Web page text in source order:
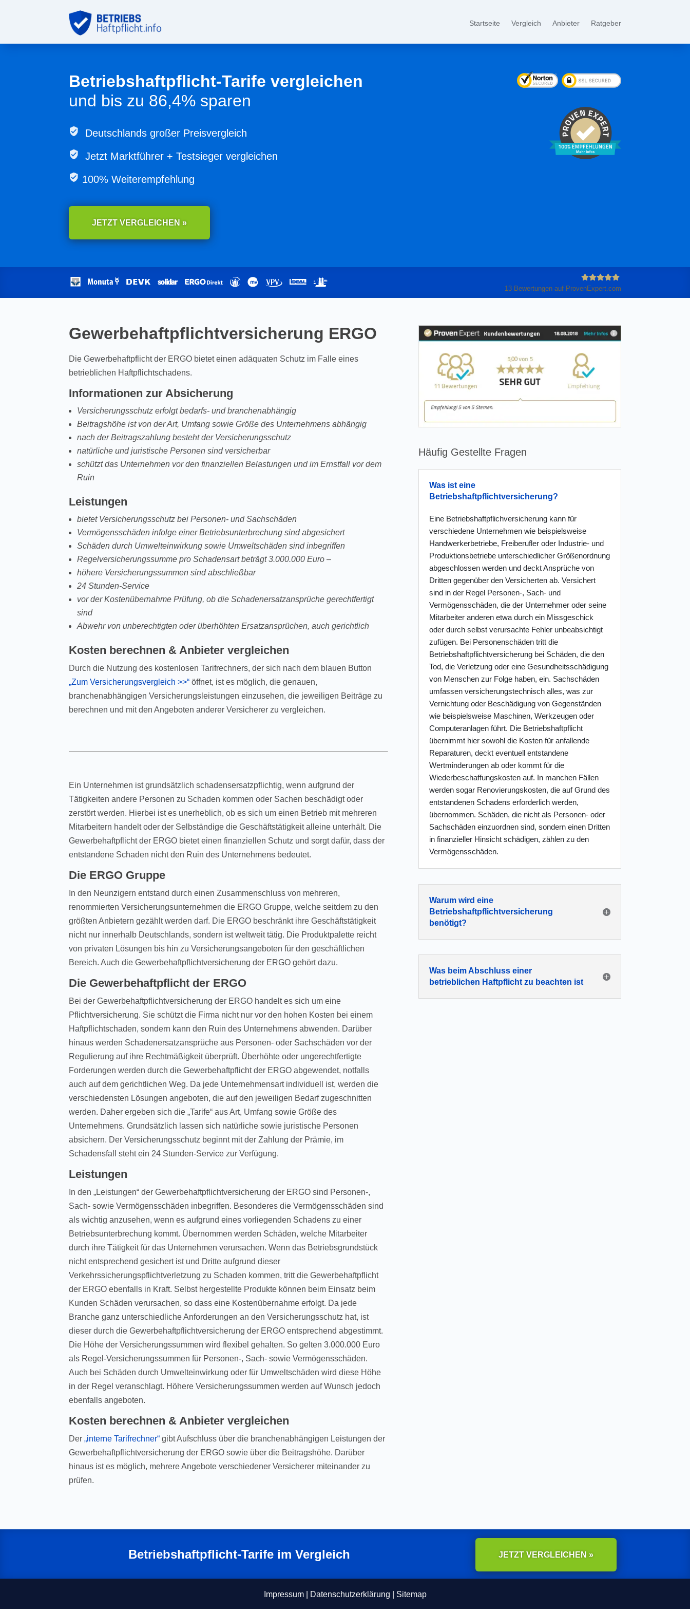
Startseite Vergleich Anbieter Ratgeber
Betriebshaftpflicht-Tarife vergleichen
und bis zu 86,4% sparen
Deutschlands großer Preisvergleich
Jetzt Marktführer + Testsieger vergleichen
100% Weiterempfehlung
JETZT VERGLEICHEN »
GmbH
13Bewertungen auf ProvenExpert.com
Gewerbehaftpflichtversicherung ERGO
Die Gewerbehaftpflicht der ERGO bietet einen adäquaten Schutz im Falle eines
betrieblichen Haftpflichtschadens.
Informationen zur Absicherung
Versicherungsschutz erfolgt bedarfs- und branchenabhängig
Beitragshöhe ist von der Art, Umfang sowie Größe des Unternehmens abhängig
nach der Beitragszahlung besteht der Versicherungsschutz
natürliche und juristische Personen sind versicherbar
schützt das Unternehmen vor den finanziellen Belastungen und im Ernstfall vor dem
Ruin
Leistungen
bietet Versicherungsschutz bei Personen- und Sachschäden
Vermögensschäden infolge einer Betriebsunterbrechung sind abgesichert
Schäden durch Umwelteinwirkung sowie Umweltschäden sind inbegriffen
Regelversicherungssumme pro Schadensart beträgt 3.000.000 Euro –
höhere Versicherungssummen sind abschließbar
24 Stunden-Service
vor der Kostenübernahme Prüfung, ob die Schadenersatzansprüche gerechtfertigt
sind
Abwehr von unberechtigten oder überhöhten Ersatzansprüchen, auch gerichtlich
Kosten berechnen & Anbieter vergleichen
Durch die Nutzung des kostenlosen Tarifrechners, der sich nach dem blauen Button
„Zum Versicherungsvergleich >>“ öffnet, ist es möglich, die genauen,
branchenabhängigen Versicherungsleistungen einzusehen, die jeweiligen Beiträge zu
berechnen und mit den Angeboten anderer Versicherer zu vergleichen.
Ein Unternehmen ist grundsätzlich schadensersatzpflichtig, wenn aufgrund der
Tätigkeiten andere Personen zu Schaden kommen oder Sachen beschädigt oder
zerstört werden. Hierbei ist es unerheblich, ob es sich um einen Betrieb mit mehreren
Mitarbeitern handelt oder der Selbständige die Geschäftstätigkeit alleine unterhält. Die
Gewerbehaftpflicht der ERGO bietet einen finanziellen Schutz und sorgt dafür, dass der
entstandene Schaden nicht den Ruin des Unternehmens bedeutet.
Die ERGO Gruppe
In den Neunzigern entstand durch einen Zusammenschluss von mehreren,
renommierten Versicherungsunternehmen die ERGO Gruppe, welche seitdem zu den
größten Anbietern gezählt werden darf. Die ERGO beschränkt ihre Geschäftstätigkeit
nicht nur innerhalb Deutschlands, sondern ist weltweit tätig. Die Produktpalette reicht
von privaten Lösungen bis hin zu Versicherungsangeboten für den geschäftlichen
Bereich. Auch die Gewerbehaftpflichtversicherung der ERGO gehört dazu.
Die Gewerbehaftpflicht der ERGO
Bei der Gewerbehaftpflichtversicherung der ERGO handelt es sich um eine
Pflichtversicherung. Sie schützt die Firma nicht nur vor den hohen Kosten bei einem
Haftpflichtschaden, sondern kann den Ruin des Unternehmens abwenden. Darüber
hinaus werden Schadenersatzansprüche aus Personen- oder Sachschäden vor der
Regulierung auf ihre Rechtmäßigkeit überprüft. Überhöhte oder ungerechtfertigte
Forderungen werden durch die Gewerbehaftpflicht der ERGO abgewendet, notfalls
auch auf dem gerichtlichen Weg. Da jede Unternehmensart individuell ist, werden die
verschiedensten Lösungen angeboten, die auf den jeweiligen Bedarf zugeschnitten
werden. Daher ergeben sich die „Tarife“ aus Art, Umfang sowie Größe des
Unternehmens. Grundsätzlich lassen sich natürliche sowie juristische Personen
absichern. Der Versicherungsschutz beginnt mit der Zahlung der Prämie, im
Schadensfall steht ein 24 Stunden-Service zur Verfügung.
Leistungen
In den „Leistungen“ der Gewerbehaftpflichtversicherung der ERGO sind Personen-,
Sach- sowie Vermögensschäden inbegriffen. Besonderes die Vermögensschäden sind
als wichtig anzusehen, wenn es aufgrund eines vorliegenden Schadens zu einer
Betriebsunterbrechung kommt. Übernommen werden Schäden, welche Mitarbeiter
durch ihre Tätigkeit für das Unternehmen verursachen. Wenn das Betriebsgrundstück
nicht entsprechend gesichert ist und Dritte aufgrund dieser
Verkehrssicherungspflichtverletzung zu Schaden kommen, tritt die Gewerbehaftpflicht
der ERGO ebenfalls in Kraft. Selbst hergestellte Produkte können beim Einsatz beim
Kunden Schäden verursachen, so dass eine Kostenübernahme erfolgt. Da jede
Branche ganz unterschiedliche Anforderungen an den Versicherungsschutz hat, ist
dieser durch die Gewerbehaftpflichtversicherung der ERGO entsprechend abgestimmt.
Die Höhe der Versicherungssummen wird flexibel gehalten. So gelten 3.000.000 Euro
als Regel-Versicherungssummen für Personen-, Sach- sowie Vermögensschäden.
Auch bei Schäden durch Umwelteinwirkung oder für Umweltschäden wird diese Höhe
in der Regel veranschlagt. Höhere Versicherungssummen werden auf Wunsch jedoch
ebenfalls angeboten.
Kosten berechnen & Anbieter vergleichen
Der„interne Tarifrechner“ gibt Aufschluss über die branchenabhängigen Leistungen der
Gewerbehaftpflichtversicherung der ERGO sowie über die Beitragshöhe. Darüber
hinaus ist es möglich, mehrere Angebote verschiedener Versicherer miteinander zu
prüfen.
Häufig Gestellte Fragen
Was ist eine
Betriebshaftpflichtversicherung?
Eine Betriebshaftpflichversicherung kann für
verschiedene Unternehmen wie beispielsweise
Handwerkerbetriebe, Freiberufler oder Industrie- und
Produktionsbetriebe unterschiedlicher Größenordnung
abgeschlossen werden und deckt Ansprüche von
Dritten gegenüber den Versicherten ab. Versichert
sind in der Regel Personen-, Sach- und
Vermögensschäden, die der Unternehmer oder seine
Mitarbeiter anderen etwa durch ein Missgeschick
oder durch selbst verursachte Fehler unbeabsichtigt
zufügen. Bei Personenschäden tritt die
Betriebshaftpflichtversicherung bei Schäden, die den
Tod, die Verletzung oder eine Gesundheitsschädigung
von Menschen zur Folge haben, ein. Sachschäden
umfassen versicherungstechnisch alles, was zur
Vernichtung oder Beschädigung von Gegenständen
wie beispielsweise Maschinen, Werkzeugen oder
Computeranlagen führt. Die Betriebshaftpflicht
übernimmt hier sowohl die Kosten für anfallende
Reparaturen, deckt eventuell entstandene
Wertminderungen ab oder kommt für die
Wiederbeschaffungskosten auf. In manchen Fällen
werden sogar Renovierungskosten, die auf Grund des
entstandenen Schadens erforderlich werden,
übernommen. Schäden, die nicht als Personen- oder
Sachschäden einzuordnen sind, sondern einen Dritten
in finanzieller Hinsicht schädigen, zählen zu den
Vermögensschäden.
Warum wird eine
Betriebshaftpflichtversicherung
benötigt?
Was beim Abschluss einer
betrieblichen Haftpflicht zu beachten ist
Betriebshaftpflicht-Tarife im Vergleich JETZT VERGLEICHEN »
Impressum| Datenschutzerklärung Sitemap